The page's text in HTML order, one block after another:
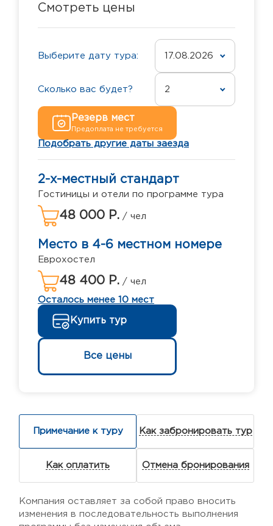
Смотреть цены
Выберите дату тура: 17.08.2026
Сколько вас будет? 2
Резерв мест
Предоплата не требуется
Подобрать другие даты заезда
2-х-местный стандарт
Гостиницы и отели по программе тура
48 000 Р. / чел
Место в 4-6 местном номере
Еврохостел
48 400 Р. / чел
Осталось менее 10 мест
Купить тур
Все цены
Примечание к туру Как забронировать тур
Как оплатить Отмена бронирования
Компания оставляет за собой право вносить
изменения в последовательность выполнения